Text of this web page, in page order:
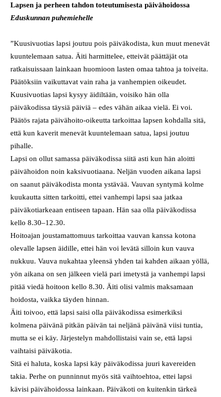
Lapsen ja perheen tahdon toteutumisesta päivähoidossa
Eduskunnan puhemiehelle
”Kuusivuotias lapsi joutuu pois päiväkodista, kun muut menevät
kuuntelemaan satua. Äiti harmittelee, etteivät päättäjät ota
ratkaisuissaan lainkaan huomioon lasten omaa tahtoa ja toiveita.
Päätöksiin vaikuttavat vain raha ja vanhempien oikeudet.
Kuusivuotias lapsi kysyy äidiltään, voisiko hän olla
päiväkodissa täysiä päiviä – edes vähän aikaa vielä. Ei voi.
Päätös rajata päivähoito-oikeutta tarkoittaa lapsen kohdalla sitä,
että kun kaverit menevät kuuntelemaan satua, lapsi joutuu
pihalle.
Lapsi on ollut samassa päiväkodissa siitä asti kun hän aloitti
päivähoidon noin kaksivuotiaana. Neljän vuoden aikana lapsi
on saanut päiväkodista monta ystävää. Vauvan syntymä kolme
kuukautta sitten tarkoitti, ettei vanhempi lapsi saa jatkaa
päiväkotiarkeaan entiseen tapaan. Hän saa olla päiväkodissa
kello 8.30–12.30.
Hoitoajan joustamattomuus tarkoittaa vauvan kanssa kotona
olevalle lapsen äidille, ettei hän voi levätä silloin kun vauva
nukkuu. Vauva nukahtaa yleensä yhden tai kahden aikaan yöllä,
yön aikana on sen jälkeen vielä pari imetystä ja vanhempi lapsi
pitää viedä hoitoon kello 8.30. Äiti olisi valmis maksamaan
hoidosta, vaikka täyden hinnan.
Äiti toivoo, että lapsi saisi olla päiväkodissa esimerkiksi
kolmena päivänä pitkän päivän tai neljänä päivänä viisi tuntia,
mutta se ei käy. Järjestelyn mahdollistaisi vain se, että lapsi
vaihtaisi päiväkotia.
Sitä ei haluta, koska lapsi käy päiväkodissa juuri kavereiden
takia. Perhe on punninnut myös sitä vaihtoehtoa, ettei lapsi
kävisi päivähoidossa lainkaan. Päiväkoti on kuitenkin tärkeä